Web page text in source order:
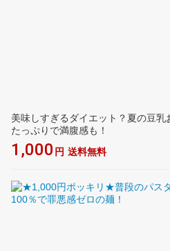
美味しすぎるダイエット？夏の豆
たっぷりで満腹感も！
1,000 円 送料無料